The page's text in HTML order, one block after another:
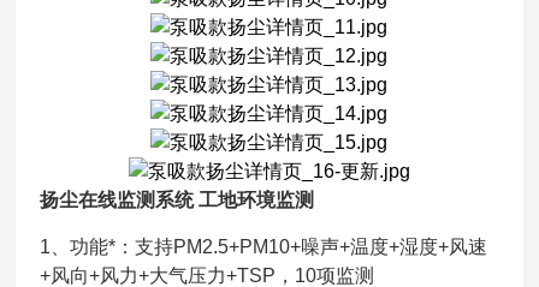
扬尘在线监测系统 工地环境监测
1、功能*：支持PM2.5+PM10+噪声+温度+湿度+风速
+风向+风力+大气压力+TSP，10项监测